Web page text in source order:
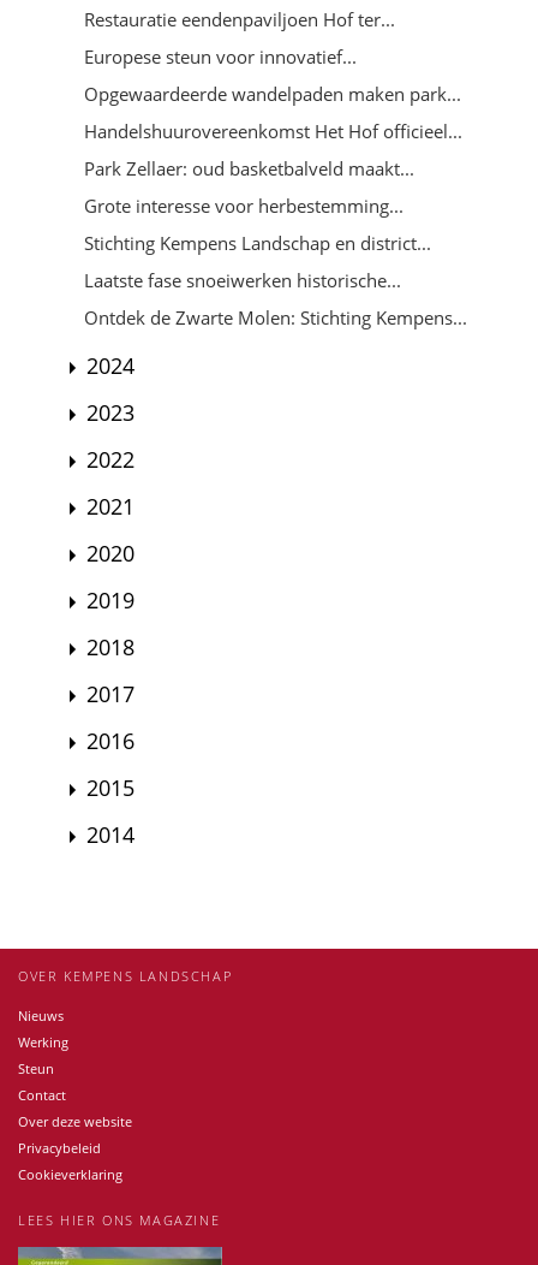
Restauratie eendenpaviljoen Hof ter...
Europese steun voor innovatief...
Opgewaardeerde wandelpaden maken park...
Handelshuurovereenkomst Het Hof officieel...
Park Zellaer: oud basketbalveld maakt...
Grote interesse voor herbestemming...
Stichting Kempens Landschap en district...
Laatste fase snoeiwerken historische...
Ontdek de Zwarte Molen: Stichting Kempens...
2024
2023
2022
2021
2020
2019
2018
2017
2016
2015
2014
OVER KEMPENS LANDSCHAP
Nieuws
Werking
Steun
Contact
Over deze website
Privacybeleid
Cookieverklaring
LEES HIER ONS MAGAZINE